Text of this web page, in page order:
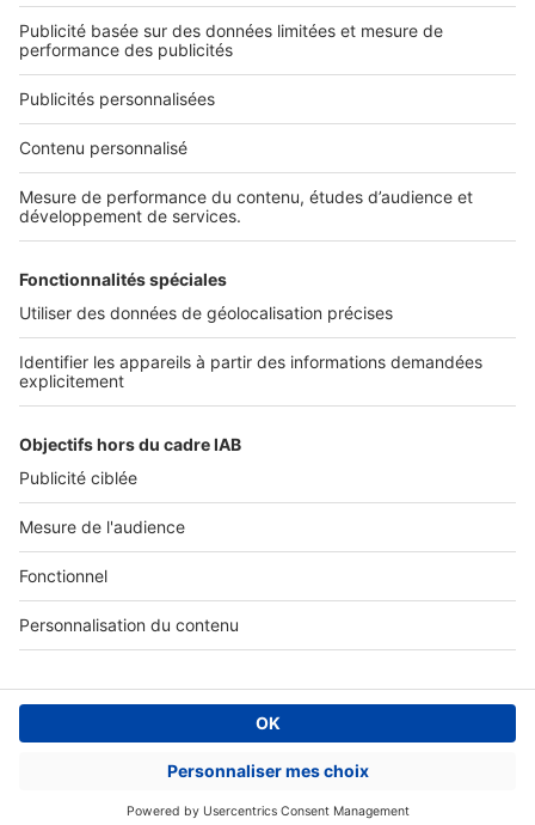
Nous contacter
Nous recrutons
NOS APPLICATIONS
Découvrez nos applications
Tous nos services pro
Accès client
À DÉCOUVRIR
Annuaire des professionnels
Tout l'immobilier
Toutes les villes
Tous les départements
Toutes les régions
SeLoger © 1992 - 2023
Annonces Immobilières
Paramétrer mes cookies
Conditions Générales d'Utilisation
Fonctionnement de notre site